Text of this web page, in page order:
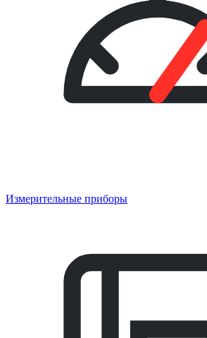
Измерительные приборы